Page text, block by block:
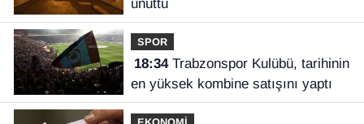
unuttu
SPOR
18:34Trabzonspor Kulübü, tarihinin
en yüksek kombine satışını yaptı